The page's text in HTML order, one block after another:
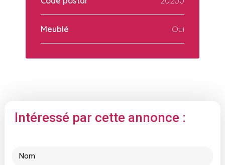
Meublé Oui
Intéressé par cette annonce :